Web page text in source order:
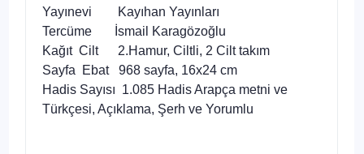
Yayınevi Kayıhan Yayınları
Tercüme İsmail Karagözoğlu
Kağıt Cilt 2.Hamur, Ciltli, 2 Cilt takım
Sayfa Ebat 968 sayfa, 16x24 cm
Hadis Sayısı 1.085 Hadis Arapça metni ve
Türkçesi, Açıklama, Şerh ve Yorumlu